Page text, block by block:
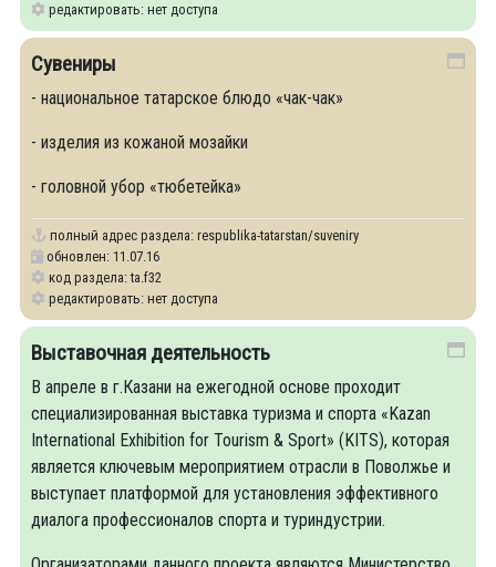
редактировать: нет доступа
Сувениры
- национальное татарское блюдо «чак-чак»
- изделия из кожаной мозайки
- головной убор «тюбетейка»
полный адрес раздела: respublika-tatarstan/suveniry
обновлен: 11.07.16
код раздела: ta.f32
редактировать: нет доступа
Выставочная деятельность
В апреле в г.Казани на ежегодной основе проходит
специализированная выставка туризма и спорта «Kazan
International Exhibition for Tourism & Sport» (KIТS), которая
является ключевым мероприятием отрасли в Поволжье и
выступает платформой для установления эффективного
диалога профессионалов спорта и туриндустрии.